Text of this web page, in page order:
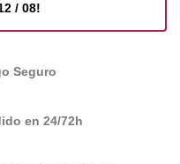
/ 08!
Seguro
en 24/72h